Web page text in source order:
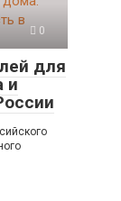
0
для
и